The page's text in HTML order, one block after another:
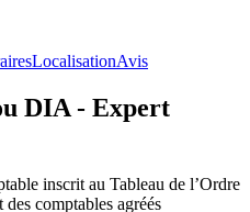
LocalisationAvis
DIA - Expert
inscrit au Tableau de l’Ordre
comptables agréés